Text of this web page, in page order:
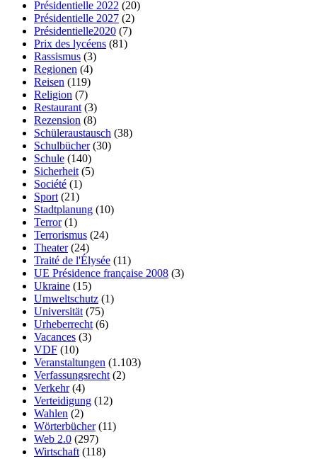
Présidentielle 2022 (20)
Présidentielle 2027 (2)
Présidentielle2020 (7)
Prix des lycéens (81)
Rassismus (3)
Regionen (4)
Reisen (119)
Religion (7)
Restaurant (3)
Rezension (8)
Schüleraustausch (38)
Schulbücher(30)
Schule (140)
Sicherheit (5)
Société (1)
Sport (21)
Stadtplanung (10)
Terror(1)
Terrorismus (24)
Theater(24)
Traité de l'Élysée (11)
UE Présidence française 2008 (3)
Ukraine (15)
Umweltschutz (1)
Universität (75)
Urheberrecht (6)
Vacances (3)
VDF (10)
Veranstaltungen (1.103)
Verfassungsrecht (2)
Verkehr(4)
Verteidigung (12)
Wahlen (2)
Wörterbücher(11)
Web 2.0 (297)
Wirtschaft (118)